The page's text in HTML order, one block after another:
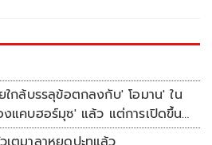
ใกล้บรรลุข้อตกลงกับ' โอมาน' ใน
งแคบฮอร์มุซ' แล้ว แต่การเปิดขึ้น